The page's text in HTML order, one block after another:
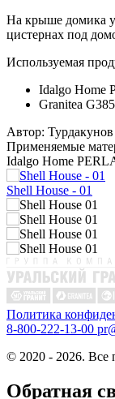
На крыше домика
цистернах под
Используемая
Idalgo Home
Granitea
Автор:
Применяемые
Idalgo Home
Shell House - 01
Политика
8-800-222-13-00
© 2020 - 2026. Все
Обратная